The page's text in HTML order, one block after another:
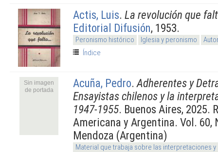
Actis, Luis. La revolución que
Editorial Difusión, 1953.
Peronismo histórico Iglesia y peronismo
Índice
Sin imagen
de portada
Acuña, Pedro.Adherentes y
Ensayistas chilenos y la
1947-1955. Buenos Aires, 2025.
Americana y Argentina. Vol. 60,
Mendoza (Argentina)
Material que trabaja sobre las interpretaciones